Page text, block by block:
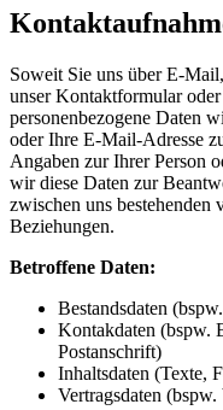
Soweit Sie uns über E-
unser Kontaktformular
personenbezogene Daten
oder Ihre E-Mail-Adresse
Angaben zur Ihrer Person
wir diese Daten zur
zwischen uns bestehenden
Beziehungen.
Betroffene Daten:
Bestandsdaten
Kontakdaten (bspw.
Postanschrift)
Inhaltsdaten (Texte,
Vertragsdaten (bspw.